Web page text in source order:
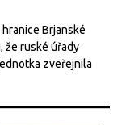
Brjanské
že ruské úřady
zveřejnila